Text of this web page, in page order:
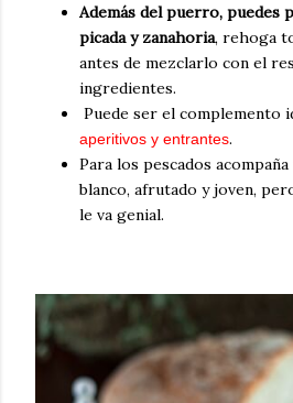
Además del puerro, puedes
picada y zanahoria, rehoga
antes de mezclarlo con el
ingredientes.
Puede ser el complemento
aperitivos y entrantes.
Para los pescados
blanco, afrutado y joven,
le va genial.